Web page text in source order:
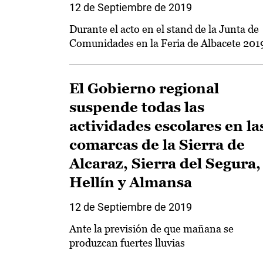
12 de Septiembre de 2019
Durante el acto en el stand de la Junta de
Comunidades en la Feria de Albacete
El Gobierno regional
suspende todas las
actividades escolares en
comarcas de la Sierra de
Alcaraz, Sierra del Segura,
Hellín y Almansa
12 de Septiembre de 2019
Ante la previsión de que mañana se
produzcan fuertes lluvias